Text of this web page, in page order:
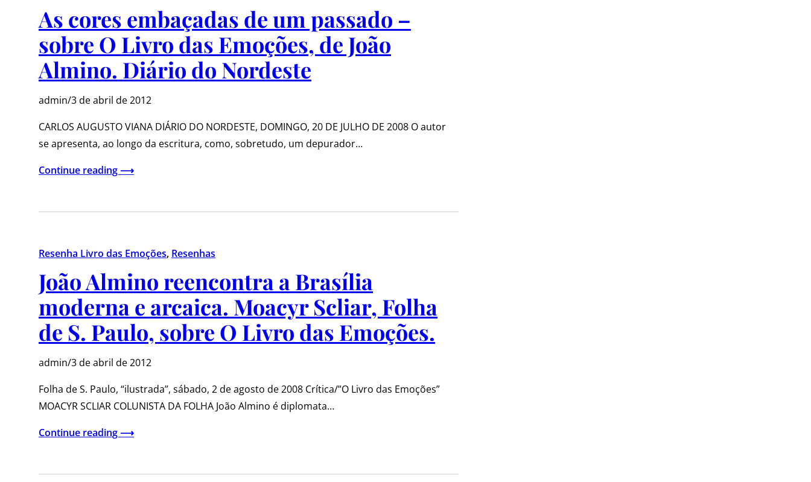
As cores embaçadas de um passado –
sobre O Livro das Emoções, de João
Almino. Diário do Nordeste
admin/3 de abril de 2012
CARLOS AUGUSTO VIANA DIÁRIO DO NORDESTE, DOMINGO, 20 DE JULHO DE 2008 O autor
se apresenta, ao longo da escritura, como, sobretudo, um depurador…
Continue reading ⟶
Resenha Livro das Emoções, Resenhas
João Almino reencontra a Brasília
moderna e arcaica. Moacyr Scliar, Folha
de S. Paulo, sobre O Livro das Emoções.
admin/3 de abril de 2012
Folha de S. Paulo, “ilustrada”, sábado, 2 de agosto de 2008 Crítica/”O Livro das Emoções”
MOACYR SCLIAR COLUNISTA DA FOLHA João Almino é diplomata…
Continue reading ⟶